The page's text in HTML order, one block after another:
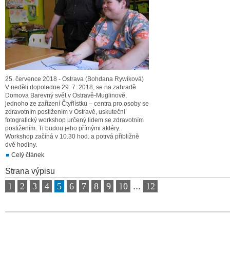
25. července 2018 - Ostrava (Bohdana Rywiková)
V neděli dopoledne 29. 7. 2018, se na zahradě
Domova Barevný svět v Ostravě-Muglinově,
jednoho ze zařízení Čtyřlístku – centra pro osoby se
zdravotním postižením v Ostravě, uskuteční
fotografický workshop určený lidem se zdravotním
postižením. Ti budou jeho přímými aktéry.
Workshop začíná v 10.30 hod. a potrvá přibližně
dvě hodiny.
Celý článek
Strana výpisu
1 2 3 4 5 6 7 8 9 10 ... 12